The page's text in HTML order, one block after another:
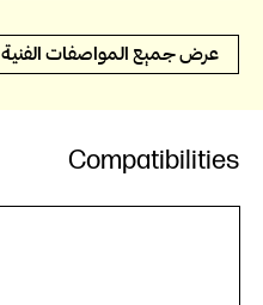
عرض جميع المواصفات الفنية
Compatibilities